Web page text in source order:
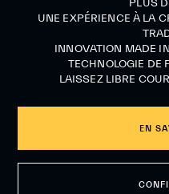
PLUS
UNE EXPÉRIENCE À LA
INNOVATION MADE
TECHNOLOGIE DE
LAISSEZ LIBRE
EN